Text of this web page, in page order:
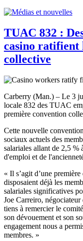
TUAC 832 :
casino ratifient
collective
Carberry (Man.) – Le 3
locale 832 des TUAC
première convention
Cette nouvelle
sociaux actuels des
salariales allant de 2,5 %
d'emploi et de
« Il s’agit d’une
disposaient déjà les
salariales significatives
Joe Carreiro,
tiens à remercier le
son dévouement et son
engagement nous a
membres. »